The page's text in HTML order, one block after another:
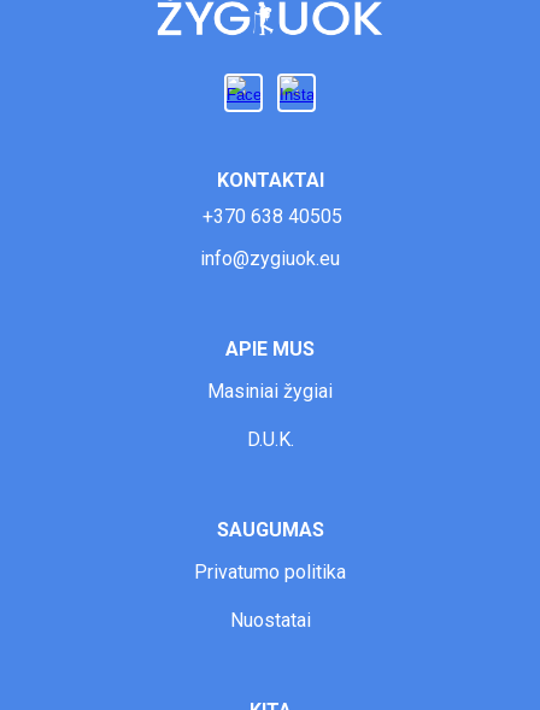
KONTAKTAI
+370 638 40505
info@zygiuok.eu
APIE MUS
Masiniai žygiai
D.U.K.
SAUGUMAS
Privatumo politika
Nuostatai